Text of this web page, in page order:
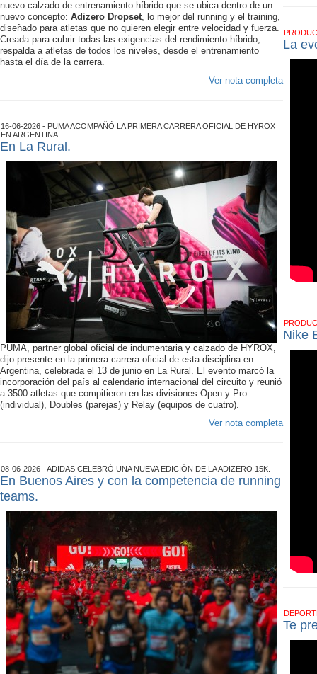
nuevo calzado de entrenamiento híbrido que se ubica dentro de un
nuevo concepto: Adizero Dropset, lo mejor del running y el training,
diseñado para atletas que no quieren elegir entre velocidad y fuerza.
Creada para cubrir todas las exigencias del rendimiento híbrido,
respalda a atletas de todos los niveles, desde el entrenamiento
hasta el día de la carrera.
Ver nota completa
16-06-2026 - PUMA ACOMPAÑÓ LA PRIMERA CARRERA OFICIAL DE HYROX
EN ARGENTINA
En La Rural.
PUMA, partner global oficial de indumentaria y calzado de HYROX,
dijo presente en la primera carrera oficial de esta disciplina en
Argentina, celebrada el 13 de junio en La Rural. El evento marcó la
incorporación del país al calendario internacional del circuito y reunió
a 3500 atletas que compitieron en las divisiones Open y Pro
(individual), Doubles (parejas) y Relay (equipos de cuatro).
Ver nota completa
08-06-2026 - ADIDAS CELEBRÓ UNA NUEVA EDICIÓN DE LA ADIZERO 15K.
En Buenos Aires y con la competencia de running
teams.
La
Nike
Te